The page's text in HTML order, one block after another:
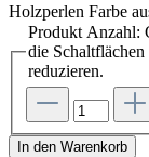
Holzperlen Farbe
Produkt Anzahl:
die
reduzieren.
In den Warenkorb